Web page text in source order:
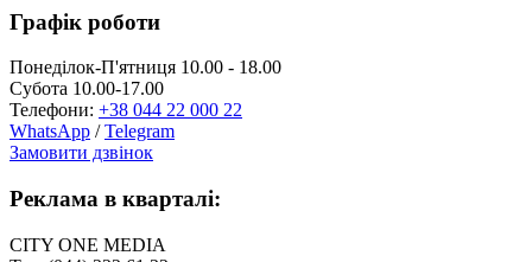
Графік роботи
Понеділок-П'ятниця 10.00 - 18.00
Субота 10.00-17.00
Телефони: +38 044 22 000 22
WhatsApp /Telegram
Замовити дзвінок
Реклама в кварталі:
CITY ONE MEDIA